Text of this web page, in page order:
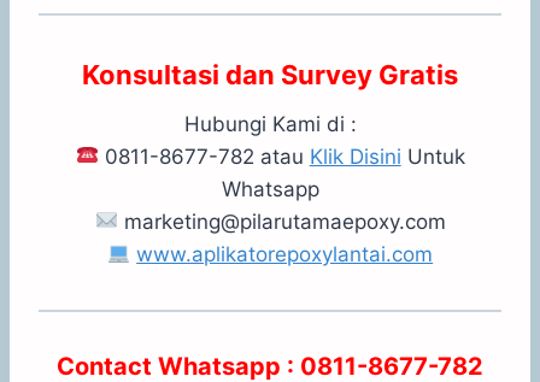
Konsultasi dan Survey Gratis
Hubungi Kami di :
0811-8677-782 atau Klik Disini Untuk
Whatsapp
marketing@pilarutamaepoxy.com
www.aplikatorepoxylantai.com
Contact Whatsapp : 0811-8677-782